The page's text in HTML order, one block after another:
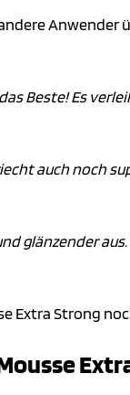
Anwender
Beste! Es
auch noch
glänzender
Extra Strong